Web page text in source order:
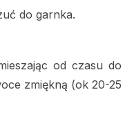
do garnka.
od czasu do
zmiękną (ok 20-25